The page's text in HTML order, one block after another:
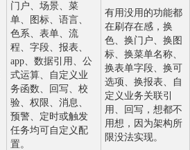
门户、场景、菜
单、图标、语言、
色系、表单、流
程、字段、报表、
app、数据引用、公
式运算、自定义业
务函数、回写、校
验、权限、消息、
预警、定时或触发
任务均可自定义配
置。
有用没用的功能都
在刷存在感，换
色、换门户、换图
标、换菜单名称、
换表单字段、换可
选项、换报表、自
定义业务关联引
用、回写，想都不
用想，因为架构所
限没法实现。